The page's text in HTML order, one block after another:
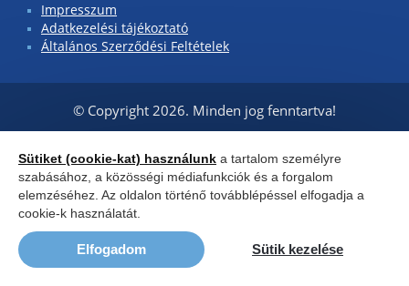
Impresszum
Adatkezelési tájékoztató
Általános Szerződési Feltételek
© Copyright 2026. Minden jog fenntartva!
Sütiket (cookie-kat) használunk a tartalom személyre
szabásához, a közösségi médiafunkciók és a forgalom
elemzéséhez. Az oldalon történő továbblépéssel elfogadja a
cookie-k használatát.
Elfogadom Sütik kezelése